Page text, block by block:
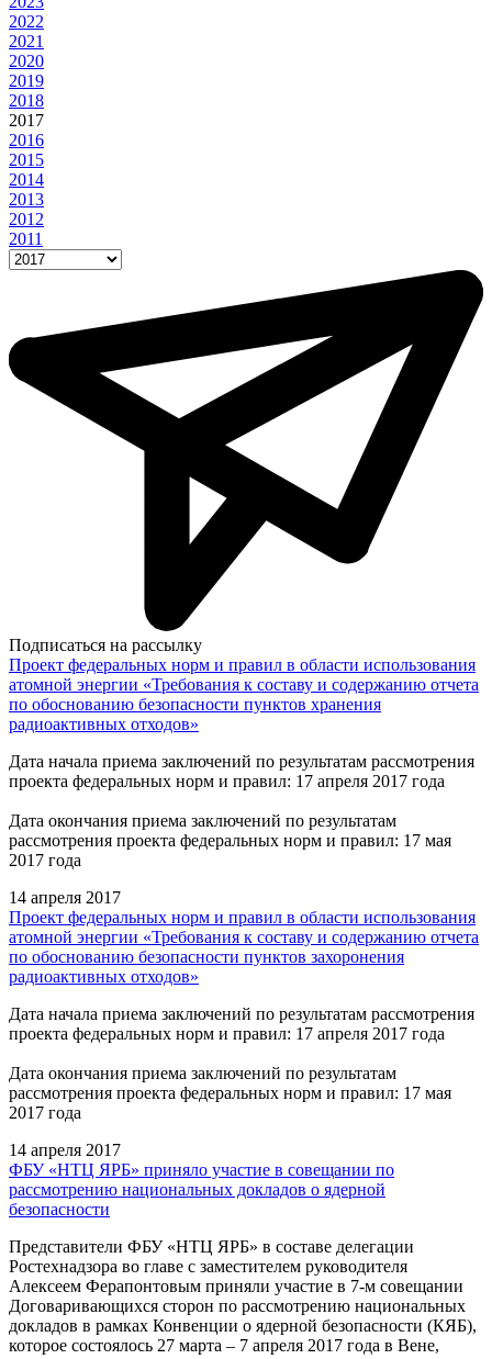
2022
2021
2020
2019
2018
2017
2016
2015
2014
2013
2012
2011
Подписаться на рассылку
Проект федеральных норм и правил в области использования
атомной энергии «Требования к составу и содержанию отчета
по обоснованию безопасности пунктов хранения
радиоактивных отходов»
Дата начала приема заключений по результатам рассмотрения
проекта федеральных норм и правил: 17 апреля 2017 года
Дата окончания приема заключений по результатам
рассмотрения проекта федеральных норм и правил: 17 мая
2017 года
14 апреля 2017
Проект федеральных норм и правил в области использования
атомной энергии «Требования к составу и содержанию отчета
по обоснованию безопасности пунктов захоронения
радиоактивных отходов»
Дата начала приема заключений по результатам рассмотрения
проекта федеральных норм и правил: 17 апреля 2017 года
Дата окончания приема заключений по результатам
рассмотрения проекта федеральных норм и правил: 17 мая
2017 года
14 апреля 2017
ФБУ «НТЦ ЯРБ» приняло участие в совещании по
рассмотрению национальных докладов о ядерной
безопасности
Представители ФБУ «НТЦ ЯРБ» в составе делегации
Ростехнадзора во главе с заместителем руководителя
Алексеем Ферапонтовым приняли участие в 7-м совещании
Договаривающихся сторон по рассмотрению национальных
докладов в рамках Конвенции о ядерной безопасности (КЯБ),
которое состоялось 27 марта – 7 апреля 2017 года в Вене,